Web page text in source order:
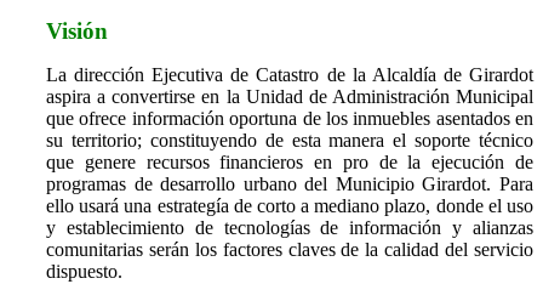
Visión
La dirección Ejecutiva de Catastro de la Alcaldía de Girardot
aspira a convertirse en la Unidad de Administración Municipal
que ofrece información oportuna de los inmuebles asentados en
su territorio; constituyendo de esta manera el soporte técnico
que genere recursos financieros en pro de la ejecución de
programas de desarrollo urbano del Municipio Girardot. Para
ello usará una estrategía de corto a mediano plazo, donde el uso
y establecimiento de tecnologías de información y alianzas
comunitarias serán los factores claves de la calidad del servicio
dispuesto.